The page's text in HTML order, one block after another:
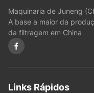
Maquinaria de Juneng
A base a maior da
da filtragem em China
Links Rápidos